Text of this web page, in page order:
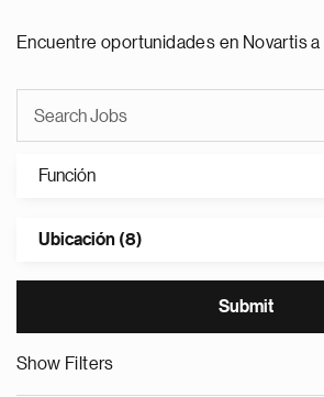
Encuentre oportunidades en Novartis
Función
Ubicación (8)
Show Filters